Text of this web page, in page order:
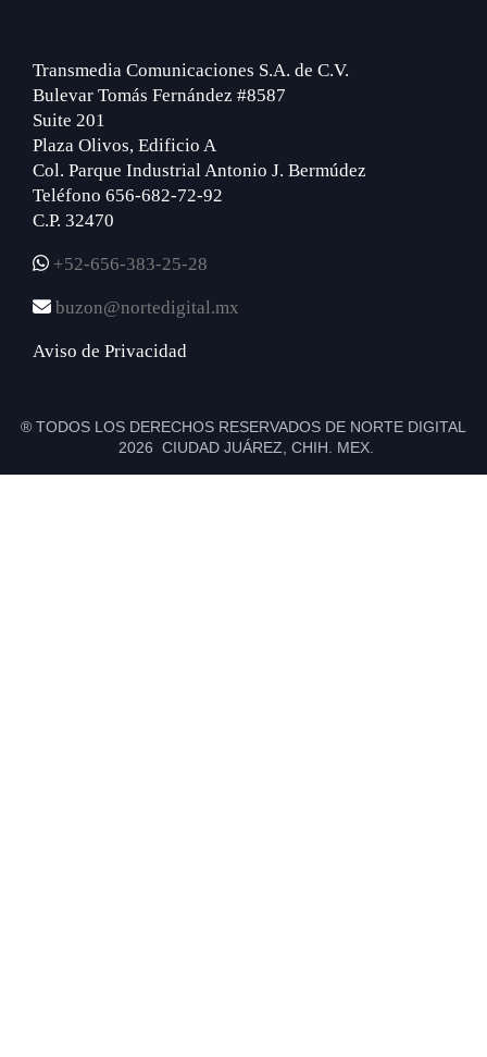
Transmedia Comunicaciones S.A. de C.V.
Bulevar Tomás Fernández #8587
Suite 201
Plaza Olivos, Edificio A
Col. Parque Industrial Antonio J. Bermúdez
Teléfono 656-682-72-92
C.P. 32470
+52-656-383-25-28
buzon@nortedigital.mx
Aviso de Privacidad
® TODOS LOS DERECHOS RESERVADOS DE NORTE DIGITAL
2026 CIUDAD JUÁREZ, CHIH. MEX.